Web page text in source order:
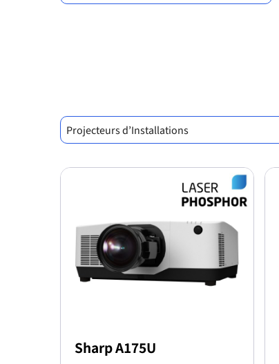
Projecteurs d’Installations
Sharp A175U